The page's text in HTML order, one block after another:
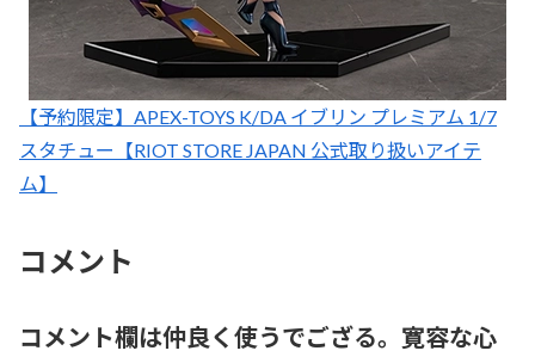
【予約限定】APEX-TOYS K/DA イブリン プレミアム 1/7
スタチュー【RIOT STORE JAPAN 公式取り扱いアイテ
ム】
コメント
コメント欄は仲良く使うでござる。寛容な心